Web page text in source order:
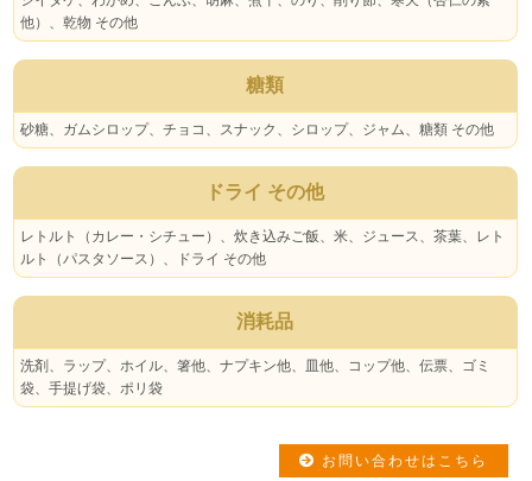
他）、乾物 その他
糖類
砂糖、ガムシロップ、チョコ、スナック、シロップ、ジャム、糖類 その他
ドライ その他
レトルト（カレー・シチュー）、炊き込みご飯、米、ジュース、茶葉、レト
ルト（パスタソース）、ドライ その他
消耗品
洗剤、ラップ、ホイル、箸他、ナプキン他、皿他、コップ他、伝票、ゴミ
袋、手提げ袋、ポリ袋
お問い合わせはこちら